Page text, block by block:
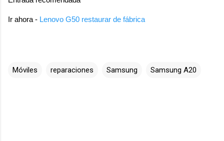
Ir ahora - Lenovo G50 restaurar de fábrica
Móviles reparaciones Samsung Samsung A20